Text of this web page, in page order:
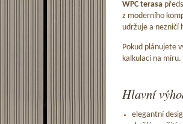
WPC terasa
z moderního
udržuje a nezničí
Pokud plánujete
kalkulaci na míru.
Hlavní
elegantní